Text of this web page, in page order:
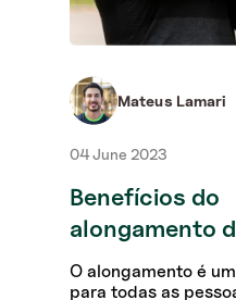
Mateus Lamari
04 June 2023
Benefícios do
alongamento
O alongamento é
para todas as